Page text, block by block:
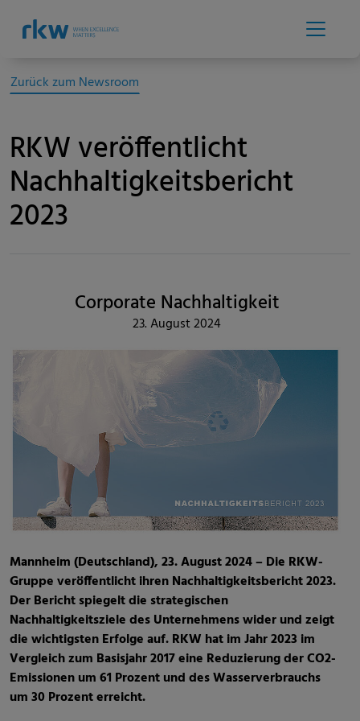
Zurück zum Newsroom
RKW veröffentlicht
Nachhaltigkeitsbericht
2023
Corporate Nachhaltigkeit
23. August 2024
Mannheim (Deutschland), 23. August 2024 – Die RKW-
Gruppe veröffentlicht ihren Nachhaltigkeitsbericht 2023.
Der Bericht spiegelt die strategischen
Nachhaltigkeitsziele des Unternehmens wider und zeigt
die wichtigsten Erfolge auf. RKW hat im Jahr 2023 im
Vergleich zum Basisjahr 2017 eine Reduzierung der CO2-
Emissionen um 61 Prozent und des Wasserverbrauchs
um 30 Prozent erreicht.